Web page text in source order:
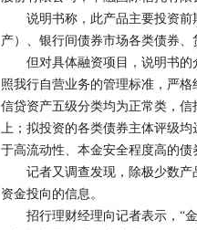
说明书称，此产品主要投资前
产）、银行间债券市场各类债券
但对具体融资项目，说明书的
照我行自营业务的管理标准，严
信贷资产五级分类均为正常类，
上；拟投资的各类债券主体评级
于高流动性、本金安全程度高的债
记者又调查发现，除极少数产
资金投向的信息。
招行理财经理向记者表示，“金